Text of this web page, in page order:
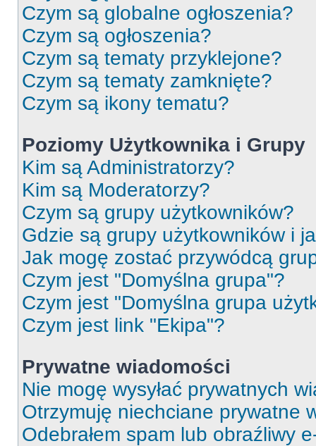
Czym są globalne ogłoszenia?
Czym są ogłoszenia?
Czym są tematy przyklejone?
Czym są tematy zamknięte?
Czym są ikony tematu?
Poziomy Użytkownika i Grupy
Kim są Administratorzy?
Kim są Moderatorzy?
Czym są grupy użytkowników?
Gdzie są grupy użytkowników i
Jak mogę zostać przywódcą
Czym jest "Domyślna grupa"?
Czym jest "Domyślna grupa
Czym jest link "Ekipa"?
Prywatne wiadomości
Nie mogę wysyłać prywatnych
Otrzymuję niechciane prywatne
Odebrałem spam lub obraźliwy